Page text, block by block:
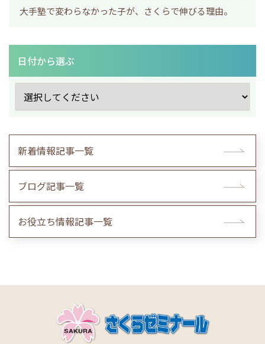
大手塾で変わらなかった子が、さくらで伸びる理由。
日付から選ぶ
新着情報記事一覧
ブログ記事一覧
お役立ち情報記事一覧